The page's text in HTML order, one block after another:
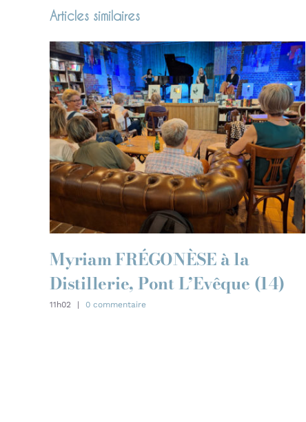
Articles similaires
Myriam FRÉGONÈSE à la
Distillerie, Pont L’Evêque (14)
11h02 | 0 commentaire